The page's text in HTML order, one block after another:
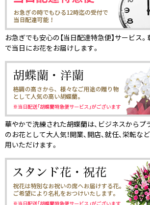
お急ぎでも安心の【当日配達特急便】サービス
で当日にお花をお届けします。
華やかで洗練された胡蝶蘭は、ビジネスからプ
のお花として大人気！開業、開店、就任、栄転な
用いただけます。